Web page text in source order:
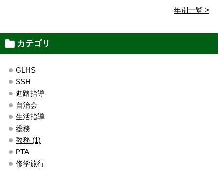
年別一覧 >
カテゴリ
GLHS
SSH
進路指導
自治会
生活指導
総務
教務 (1)
PTA
修学旅行